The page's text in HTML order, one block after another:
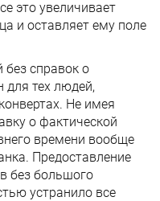
это увеличивает
и оставляет ему поле
без справок о
для тех людей,
Не имея
о фактической
времени вообще
Предоставление
без большого
устранило все